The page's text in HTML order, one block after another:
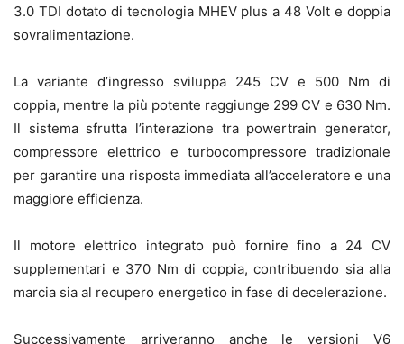
3.0 TDI dotato di tecnologia MHEV plus a 48 Volt e doppia
sovralimentazione.
La variante d’ingresso sviluppa 245 CV e 500 Nm di
coppia, mentre la più potente raggiunge 299 CV e 630 Nm.
Il sistema sfrutta l’interazione tra powertrain generator,
compressore elettrico e turbocompressore tradizionale
per garantire una risposta immediata all’acceleratore e una
maggiore efficienza.
Il motore elettrico integrato può fornire fino a 24 CV
supplementari e 370 Nm di coppia, contribuendo sia alla
marcia sia al recupero energetico in fase di decelerazione.
Successivamente arriveranno anche le versioni V6